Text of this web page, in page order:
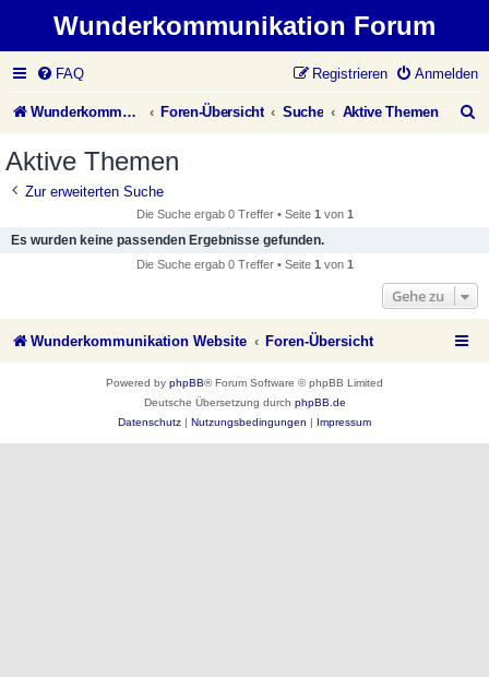
Wunderkommunikation Forum
FAQ Anmelden
Registrieren
Wunderkommunikation Website Foren-Übersicht Suche Aktive Themen
Aktive Themen
Zur erweiterten Suche
Die Suche ergab 0 Treffer • Seite 1 von 1
Es wurden keine passenden Ergebnisse gefunden.
Die Suche ergab 0 Treffer • Seite 1 von 1
Gehe zu
Wunderkommunikation Website Foren-Übersicht
Powered by phpBB® Forum Software © phpBB Limited
Deutsche Übersetzung durch phpBB.de
Datenschutz
Nutzungsbedingungen Impressum